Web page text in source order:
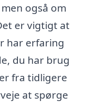
også om
er vigtigt at
har erfaring
du har brug
fra tidligere
at spørge